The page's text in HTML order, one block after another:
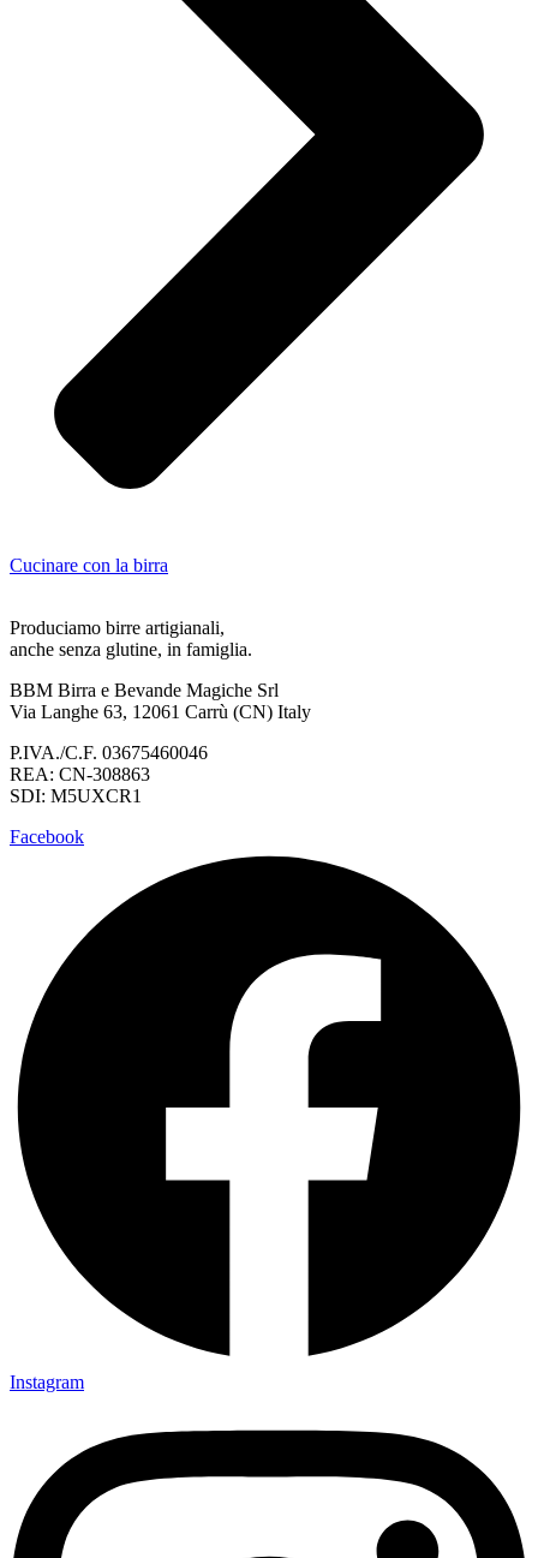
Cucinare con la birra
Produciamo birre artigianali,
anche senza glutine, in famiglia.
BBM Birra e Bevande Magiche Srl
Via Langhe 63, 12061 Carrù (CN) Italy
P.IVA./C.F. 03675460046
REA: CN-308863
SDI: M5UXCR1
Facebook
Instagram